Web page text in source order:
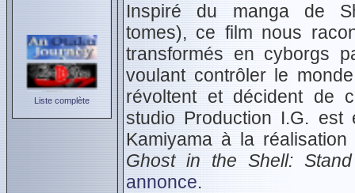
Liste complète
Inspiré du manga de
tomes), ce film nous
transformés en cyborgs
voulant contrôler le
révoltent et décident de
studio Production I.G.
Kamiyama à la
Ghost in the Shell:
annonce.